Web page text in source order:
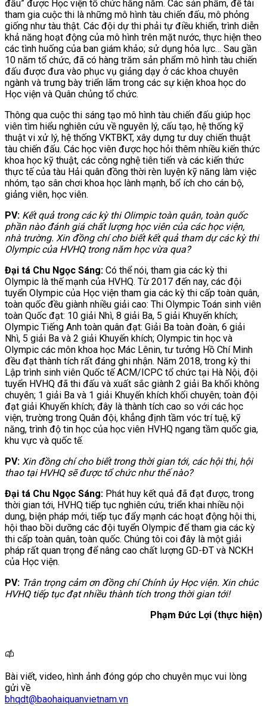
đấu” được Học viện tổ chức hằng năm. Các sản phẩm, đề tài
tham gia cuộc thi là những mô hình tàu chiến đấu, mô phỏng
giống như tàu thật. Các đội dự thi phải tự điều khiển, trình diễn
khả năng hoạt động của mô hình trên mặt nước, thực hiện theo
các tình huống của ban giám khảo; sử dụng hỏa lực… Sau gần
10 năm tổ chức, đã có hàng trăm sản phẩm mô hình tàu chiến
đấu được đưa vào phục vụ giảng dạy ở các khoa chuyên
ngành và trưng bày triển lãm trong các sự kiện khoa học do
Học viện và Quân chủng tổ chức.
Thông qua cuộc thi sáng tạo mô hình tàu chiến đấu giúp học
viên tìm hiểu nghiên cứu về nguyên lý, cấu tạo, hệ thống kỹ
thuật vi xử lý, hệ thống VKTBKT, xây dựng tư duy chiến thuật
tàu chiến đấu. Các học viên được học hỏi thêm nhiều kiến thức
khoa học kỹ thuật, các công nghệ tiên tiến và các kiến thức
thực tế của tàu Hải quân đồng thời rèn luyện kỹ năng làm việc
nhóm, tạo sân chơi khoa học lành mạnh, bổ ích cho cán bộ,
giảng viên, học viên.
PV: Kết quả trong các kỳ thi Olimpic toàn quân, toàn quốc
phần nào đánh giá chất lượng học viên của các học viện,
nhà trường. Xin đồng chí cho biết kết quả tham dự các kỳ thi
Olympic của HVHQ trong năm học vừa qua?
Đại tá Chu Ngọc Sáng: Có thể nói, tham gia các kỳ thi
Olympic là thế mạnh của HVHQ. Từ 2017 đến nay, các đội
tuyển Olympic của Học viện tham gia các kỳ thi cấp toàn quân,
toàn quốc đều giành nhiều giải cao: Thi Olympic Toán sinh viên
toàn Quốc đạt: 10 giải Nhì, 8 giải Ba, 5 giải Khuyến khích;
Olympic Tiếng Anh toàn quân đạt: Giải Ba toàn đoàn, 6 giải
Nhì, 5 giải Ba và 2 giải Khuyến khích; Olympic tin học và
Olympic các môn khoa học Mác Lênin, tư tưởng Hồ Chí Minh
đều đạt thành tích rất đáng ghi nhận. Năm 2018, trong kỳ thi
Lập trình sinh viên Quốc tế ACM/ICPC tổ chức tại Hà Nội, đội
tuyển HVHQ đã thi đấu và xuất sắc giành 2 giải Ba khối không
chuyên; 1 giải Ba và 1 giải Khuyến khích khối chuyên; toàn đội
đạt giải Khuyến khích; đây là thành tích cao so với các học
viện, trường trong Quân đội, khẳng định tầm vóc trí tuệ, kỹ
năng, trình độ tin học của học viên HVHQ ngang tầm quốc gia,
khu vực và quốc tế.
PV: Xin đồng chí cho biết trong thời gian tới, các hội thi, hội
thao tại HVHQ sẽ được tổ chức như thế nào?
Đại tá Chu Ngọc Sáng: Phát huy kết quả đã đạt được, trong
thời gian tới, HVHQ tiếp tục nghiên cứu, triển khai nhiều nội
dung, biện pháp mới, tiếp tục đẩy mạnh các hoạt động hội thi,
hội thao bồi dưỡng các đội tuyển Olympic để tham gia các kỳ
thi cấp toàn quân, toàn quốc. Chúng tôi coi đây là một giải
pháp rất quan trọng để nâng cao chất lượng GD-ĐT và NCKH
của Học viện.
PV: Trân trọng cảm ơn đồng chí Chính ủy Học viện. Xin chúc
HVHQ tiếp tục đạt nhiều thành tích trong thời gian tới!
Phạm Đức Lợi (thực hiện)
Bài viết, video, hình ảnh đóng góp cho chuyên mục vui lòng
gửi về
bhqdt@baohaiquanvietnam.vn